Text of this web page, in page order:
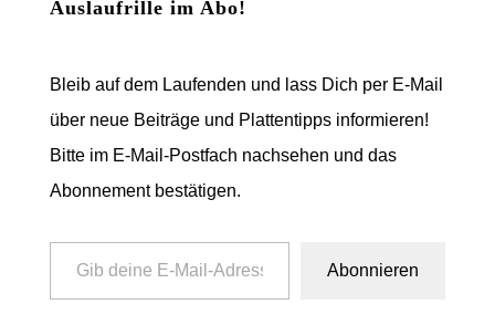
Auslaufrille im Abo!
Bleib auf dem Laufenden und lass Dich per E-Mail
über neue Beiträge und Plattentipps informieren!
Bitte im E-Mail-Postfach nachsehen und das
Abonnement bestätigen.
Gib deine E-Mail-Adresse ein ...
Abonnieren